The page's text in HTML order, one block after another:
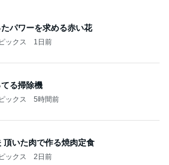
パワーを求める赤い花
ックス 1日前
る掃除機
ックス 5時間前
頂いた肉で作る焼肉定食
ックス 2日前